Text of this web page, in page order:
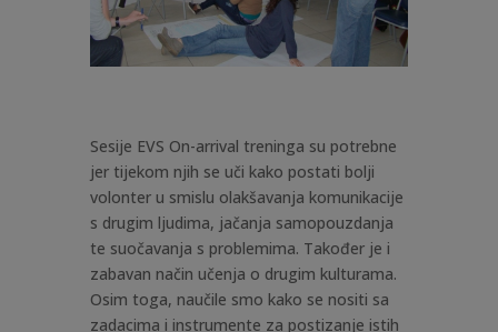
Sesije EVS On-arrival treninga su potrebne
jer tijekom njih se uči kako postati bolji
volonter u smislu olakšavanja komunikacije
s drugim ljudima, jačanja samopouzdanja
te suočavanja s problemima. Također je i
zabavan način učenja o drugim kulturama.
Osim toga, naučile smo kako se nositi sa
zadacima i instrumente za postizanje istih